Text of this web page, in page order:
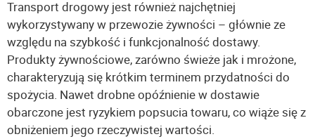
Transport drogowy jest również najchętniej
wykorzystywany w przewozie żywności – głównie ze
względu na szybkość i funkcjonalność dostawy.
Produkty żywnościowe, zarówno świeże jak i mrożone,
charakteryzują się krótkim terminem przydatności do
spożycia. Nawet drobne opóźnienie w dostawie
obarczone jest ryzykiem popsucia towaru, co wiąże się z
obniżeniem jego rzeczywistej wartości.